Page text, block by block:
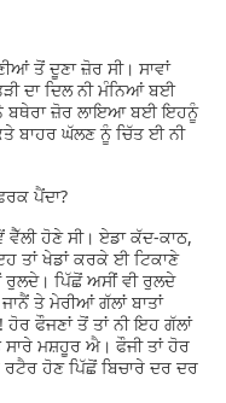
ਤੋਂ ਦੂਣਾ ਜ਼ੋਰ ਸੀ। ਸਾਵਾਂ
ਦਾ ਦਿਲ ਨੀ ਮੰਨਿਆਂ ਬਈ
ਨੇ ਬਥੇਰਾ ਜ਼ੋਰ ਲਾਇਆ ਬਈ ਇਹਨੂੰ
ਬਾਹਰ ਘੱਲਣ ਨੂੰ ਚਿੱਤ ਈ ਨੀ
ਪੈਂਦਾ?
ਵੈੱਲੀ ਹੋਣੇ ਸੀ। ਏਡਾ ਕੱਦ-ਕਾਠ,
ਤਾਂ ਖੇਡਾਂ ਕਰਕੇ ਈ ਟਿਕਾਣੇ
ਰੁਲਦੇ। ਪਿੱਛੋਂ ਅਸੀਂ ਵੀ ਰੁਲਦੇ
ਤੇ ਮੇਰੀਆਂ ਗੱਲਾਂ ਬਾਤਾਂ
ਹੋਰ ਫੌਜਣਾਂ ਤੋਂ ਤਾਂ ਨੀ ਇਹ ਗੱਲਾਂ
ਮਸ਼ਹੂਰ ਐ। ਫੌਜੀ ਤਾਂ ਹੋਰ
ਹੋਣ ਪਿੱਛੋਂ ਬਿਚਾਰੇ ਦਰ ਦਰ